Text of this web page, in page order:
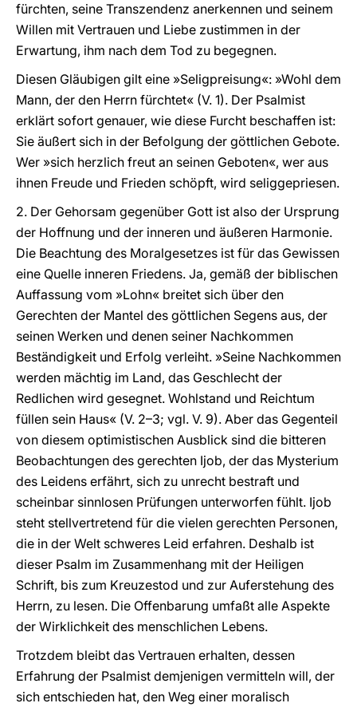
fürchten, seine Transzendenz anerkennen und seinem
Willen mit Vertrauen und Liebe zustimmen in der
Erwartung, ihm nach dem Tod zu begegnen.
Diesen Gläubigen gilt eine »Seligpreisung«: »Wohl dem
Mann, der den Herrn fürchtet« (V. 1). Der Psalmist
erklärt sofort genauer, wie diese Furcht beschaffen ist:
Sie äußert sich in der Befolgung der göttlichen Gebote.
Wer »sich herzlich freut an seinen Geboten«, wer aus
ihnen Freude und Frieden schöpft, wird seliggepriesen.
2. Der Gehorsam gegenüber Gott ist also der Ursprung
der Hoffnung und der inneren und äußeren Harmonie.
Die Beachtung des Moralgesetzes ist für das Gewissen
eine Quelle inneren Friedens. Ja, gemäß der biblischen
Auffassung vom »Lohn« breitet sich über den
Gerechten der Mantel des göttlichen Segens aus, der
seinen Werken und denen seiner Nachkommen
Beständigkeit und Erfolg verleiht. »Seine Nachkommen
werden mächtig im Land, das Geschlecht der
Redlichen wird gesegnet. Wohlstand und Reichtum
füllen sein Haus« (V. 2–3; vgl. V. 9). Aber das Gegenteil
von diesem optimistischen Ausblick sind die bitteren
Beobachtungen des gerechten Ijob, der das Mysterium
des Leidens erfährt, sich zu unrecht bestraft und
scheinbar sinnlosen Prüfungen unterworfen fühlt. Ijob
steht stellvertretend für die vielen gerechten Personen,
die in der Welt schweres Leid erfahren. Deshalb ist
dieser Psalm im Zusammenhang mit der Heiligen
Schrift, bis zum Kreuzestod und zur Auferstehung des
Herrn, zu lesen. Die Offenbarung umfaßt alle Aspekte
der Wirklichkeit des menschlichen Lebens.
Trotzdem bleibt das Vertrauen erhalten, dessen
Erfahrung der Psalmist demjenigen vermitteln will, der
sich entschieden hat, den Weg einer moralisch